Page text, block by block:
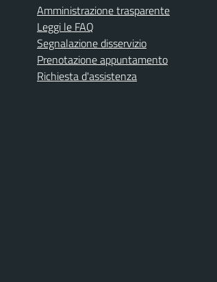
Amministrazione trasparente
Leggi le FAQ
Segnalazione disservizio
Prenotazione appuntamento
Richiesta d'assistenza